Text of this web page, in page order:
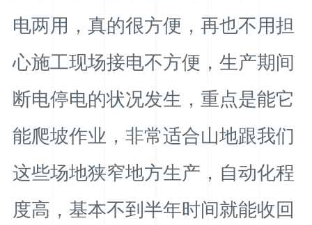
电两用，真的很方便，再也不用担
心施工现场接电不方便，生产期间
断电停电的状况发生，重点是能它
能爬坡作业，非常适合山地跟我们
这些场地狭窄地方生产，自动化程
度高，基本不到半年时间就能收回